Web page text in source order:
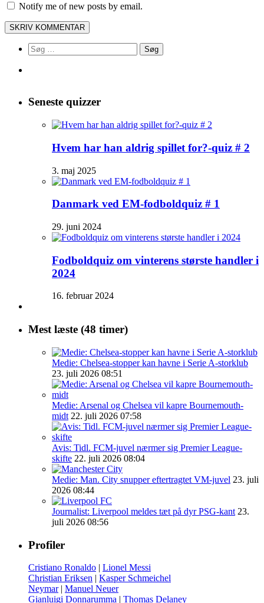
Notify me of new posts by email.
Søg
efter:
Seneste quizzer
Hvem har han aldrig spillet for?-quiz # 2
3. maj 2025
Danmark ved EM-fodboldquiz # 1
29. juni 2024
Fodboldquiz om vinterens største handler i
2024
16. februar 2024
Mest læste (48 timer)
Medie: Chelsea-stopper kan havne i Serie A-storklub
23. juli 2026 08:51
Medie: Arsenal og Chelsea vil kapre Bournemouth-
midt 22. juli 2026 07:58
Avis: Tidl. FCM-juvel nærmer sig Premier League-
skifte 22. juli 2026 08:04
Medie: Man. City snupper eftertragtet VM-juvel 23. juli
2026 08:44
Journalist: Liverpool meldes tæt på dyr PSG-kant 23.
juli 2026 08:56
Profiler
Cristiano Ronaldo | Lionel Messi
Christian Eriksen | Kasper Schmeichel
Neymar| Manuel Neuer
Gianluigi Donnarumma | Thomas Delaney